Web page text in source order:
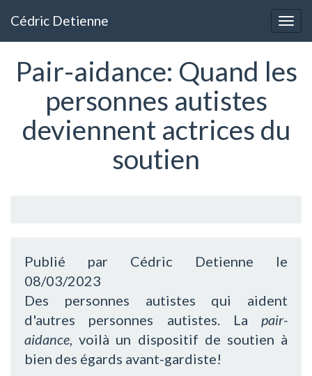
Cédric Detienne
Pair-aidance: Quand les
personnes autistes
deviennent actrices du
soutien
Publié par Cédric Detienne le
08/03/2023
Des personnes autistes qui aident
d'autres personnes autistes. La pair-
aidance , voilà un dispositif de soutien à
bien des égards avant-gardiste!